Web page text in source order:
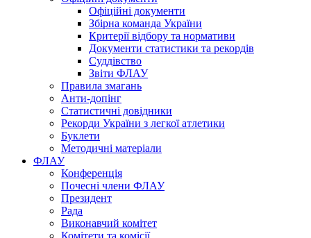
Офіційні документи
Збірна команда України
Критерії відбору та нормативи
Документи статистики та рекордів
Суддівство
Звіти ФЛАУ
Правила змагань
Анти-допінг
Статистичні довідники
Рекорди України з легкої атлетики
Буклети
Методичні матеріали
ФЛАУ
Конференція
Почесні члени ФЛАУ
Президент
Рада
Виконавчий комітет
Комітети та комісії